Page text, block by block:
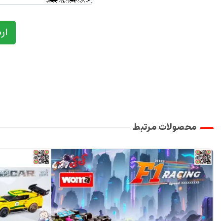
محصولات مرتبط